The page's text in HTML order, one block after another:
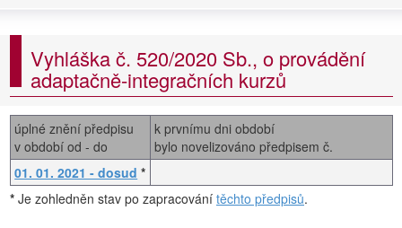
Vyhláška č. 520/2020 Sb., o provádění
adaptačně-integračních kurzů
úplné znění předpisu
v období od - do
k prvnímu dni období
bylo novelizováno předpisem č.
01. 01. 2021 - dosud *
* Je zohledněn stav po zapracování těchto předpisů.